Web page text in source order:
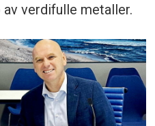
verdifulle metaller.